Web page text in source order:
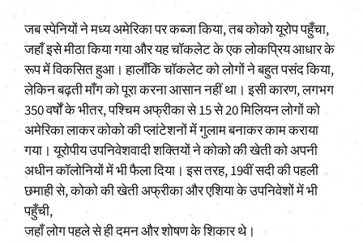
जब स्पेनियों ने मध्य अमेरिका पर कब्जा किया, तब कोको यूरोप पहुँचा,
जहाँ इसे मीठा किया गया और यह चॉकलेट के एक लोकप्रिय आधार के
रूप में विकसित हुआ। हालाँकि चॉकलेट को लोगों ने बहुत पसंद किया,
लेकिन बढ़ती माँग को पूरा करना आसान नहीं था। इसी कारण, लगभग
350 वर्षों के भीतर, पश्चिम अफ्रीका से 15 से 20 मिलियन लोगों को
अमेरिका लाकर कोको की प्लांटेशनों में गुलाम बनाकर काम कराया
गया। यूरोपीय उपनिवेशवादी शक्तियों ने कोको की खेती को अपनी
अधीन कॉलोनियों में भी फैला दिया। इस तरह, 19वीं सदी की पहली
छमाही से, कोको की खेती अफ्रीका और एशिया के उपनिवेशों में भी
पहुँची,
जहाँ लोग पहले से ही दमन और शोषण के शिकार थे।